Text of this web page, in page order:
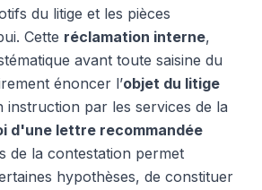
du litige et les pièces
Cette réclamation interne,
avant toute saisine du
énoncer l’objet du litige
instruction par les services de la
d'une lettre recommandée
de la contestation permet
hypothèses, de constituer